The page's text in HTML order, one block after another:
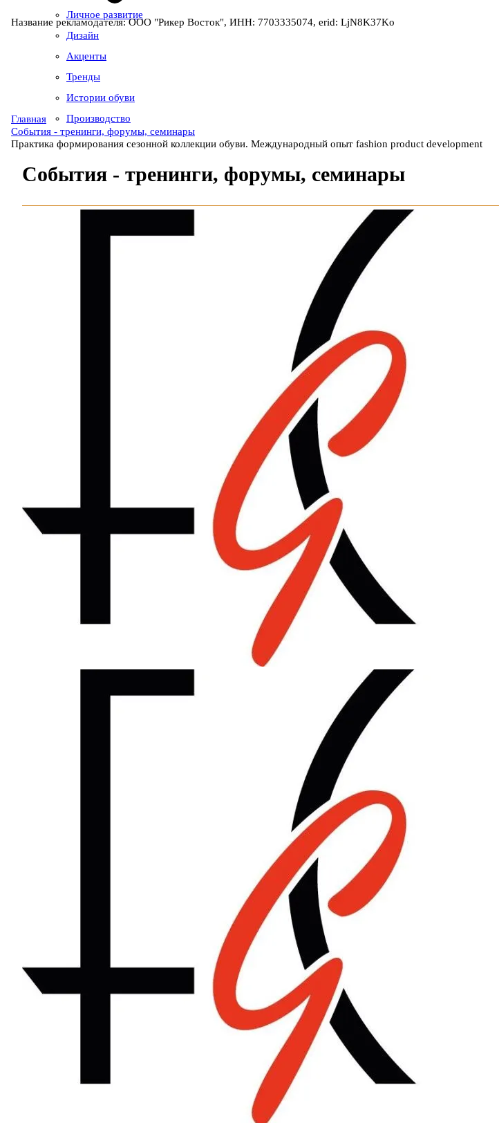
Личное развитие
Дизайн
Акценты
Тренды
Истории обуви
Производство
Название рекламодателя: ООО "Рикер Восток", ИНН: 7703335074, erid: LjN8K37Ko
Главная
События - тренинги, форумы, семинары
Практика формирования сезонной коллекции обуви. Международный опыт fashion product development
События - тренинги, форумы, семинары